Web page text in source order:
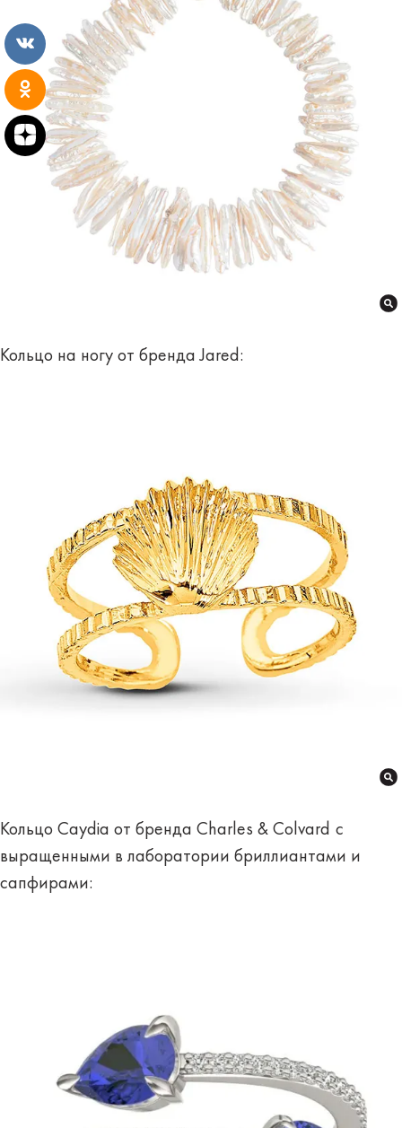
Кольцо на ногу от бренда Jared:
Кольцо Caydia от бренда Charles & Colvard с
выращенными в лаборатории бриллиантами и
сапфирами: